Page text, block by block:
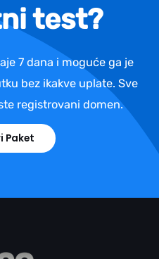
test?
7 dana i moguće ga je
bez ikakve uplate. Sve
registrovani domen.
Paket